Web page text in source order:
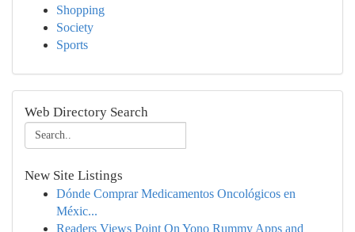
Shopping
Society
Sports
Web Directory Search
New Site Listings
Dónde Comprar Medicamentos Oncológicos en
Méxic...
Readers Views Point On Yono Rummy Apps and